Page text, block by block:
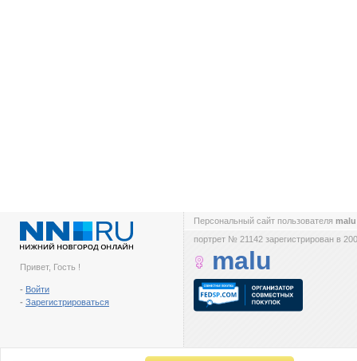
Привет, Гость !
- Войти
- Зарегистрироваться
Персональный сайт пользователя
портрет № 21142 зарегистрирован в
malu